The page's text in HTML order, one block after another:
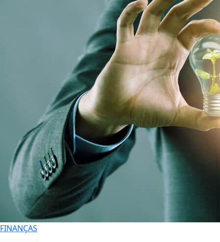
FINANÇAS